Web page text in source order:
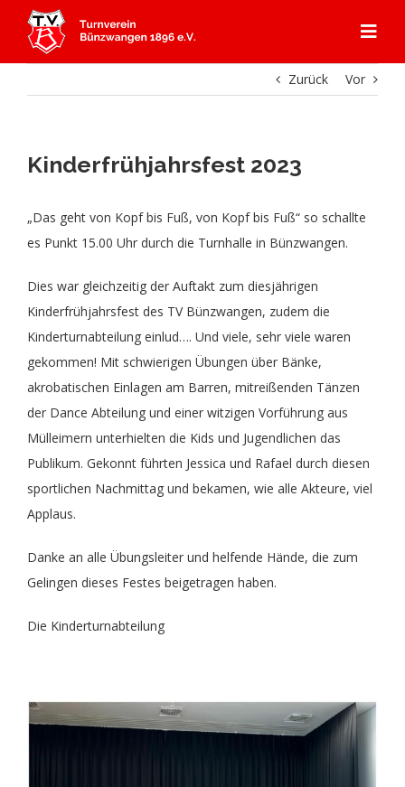
Inhalt
springen
Badminton
Fit im Alter
FitMix-Frauen
Handball Senioren – Volleyball Mixed
Gerätturnen
Training
Turnteam Staufen
STB-LIGA
Aktuelles
Chronik
Sportabzeichen
Über Uns
Vereinsämter
Geschäftsstelle
Medien
Kontakt & Anfahrt
Zurück Vor
Kinderfrühjahrsfest 2023
„Das geht von Kopf bis Fuß, von Kopf bis Fuß“ so schallte
es Punkt 15.00 Uhr durch die Turnhalle in Bünzwangen.
Dies war gleichzeitig der Auftakt zum diesjährigen
Kinderfrühjahrsfest des TV Bünzwangen, zudem die
Kinderturnabteilung einlud…. Und viele, sehr viele waren
gekommen! Mit schwierigen Übungen über Bänke,
akrobatischen Einlagen am Barren, mitreißenden Tänzen
der Dance Abteilung und einer witzigen Vorführung aus
Mülleimern unterhielten die Kids und Jugendlichen das
Publikum. Gekonnt führten Jessica und Rafael durch diesen
sportlichen Nachmittag und bekamen, wie alle Akteure, viel
Applaus.
Danke an alle Übungsleiter und helfende Hände, die zum
Gelingen dieses Festes beigetragen haben.
Die Kinderturnabteilung